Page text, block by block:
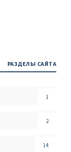
РАЗДЕЛЫ САЙТА
1
2
14